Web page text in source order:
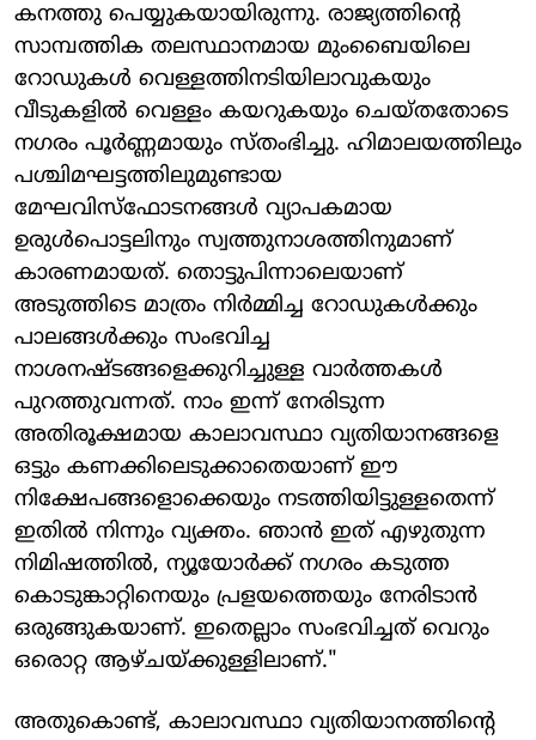
കനത്തു പെയ്യുകയായിരുന്നു. രാജ്യത്തിന്റെ
സാമ്പത്തിക തലസ്ഥാനമായ മുംബൈയിലെ
റോഡുകൾ വെള്ളത്തിനടിയിലാവുകയും
വീടുകളിൽ വെള്ളം കയറുകയും ചെയ്തതോടെ
നഗരം പൂർണ്ണമായും സ്തംഭിച്ചു. ഹിമാലയത്തിലും
പശ്ചിമഘട്ടത്തിലുമുണ്ടായ
മേഘവിസ്ഫോടനങ്ങൾ വ്യാപകമായ
ഉരുൾപൊട്ടലിനും സ്വത്തുനാശത്തിനുമാണ്
കാരണമായത്. തൊട്ടുപിന്നാലെയാണ്
അടുത്തിടെ മാത്രം നിർമ്മിച്ച റോഡുകൾക്കും
പാലങ്ങൾക്കും സംഭവിച്ച
നാശനഷ്ടങ്ങളെക്കുറിച്ചുള്ള വാർത്തകൾ
പുറത്തുവന്നത്. നാം ഇന്ന് നേരിടുന്ന
അതിരൂക്ഷമായ കാലാവസ്ഥാ വ്യതിയാനങ്ങളെ
ഒട്ടും കണക്കിലെടുക്കാതെയാണ് ഈ
നിക്ഷേപങ്ങളൊക്കെയും നടത്തിയിട്ടുള്ളതെന്ന്
ഇതിൽ നിന്നും വ്യക്തം. ഞാൻ ഇത് എഴുതുന്ന
നിമിഷത്തിൽ, ന്യൂയോർക്ക് നഗരം കടുത്ത
കൊടുങ്കാറ്റിനെയും പ്രളയത്തെയും നേരിടാൻ
ഒരുങ്ങുകയാണ്. ഇതെല്ലാം സംഭവിച്ചത് വെറും
ഒരൊറ്റ ആഴ്ചയ്ക്കുള്ളിലാണ്."
അതുകൊണ്ട്, കാലാവസ്ഥാ വ്യതിയാനത്തിന്റെ